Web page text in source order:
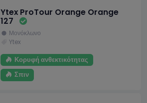
Ytex ProTour Orange Orange
127
Μονόκλωνο
Ytex
Κορυφή ανθεκτικότητας
Σπιν